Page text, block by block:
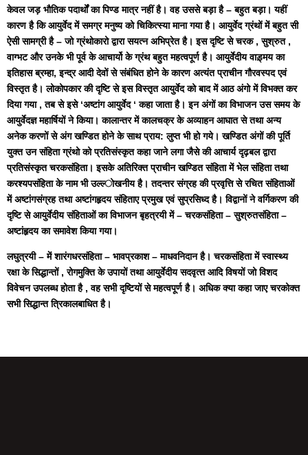
केवल जड़ भौतिक पदार्थों का पिण्‍ड मात्र नहीं है। वह उससे बड़ा है – बहुत बड़ा। यहीं
कारण है कि आयुर्वेद में समग्र मनुष्‍य को चिकित्‍स्‍या माना गया है। आयुर्वेद ग्रंथों में बहुत सी
ऐसी सामग्री है – जो ग्रंथोकारो द्वारा सयत्‍न अभिप्रेत है। इस दृष्टि से चरक , सुश्रुत ,
वाग्‍भट और उनके भी पूर्व के आचार्यो के ग्रंथ बहुत महत्‍वपूर्ण है। आयुर्वेदीय वाड़्मय का
इतिहास ब्रम्‍हा, इन्‍द्र आदी देवों से संबंधित होने के कारण अत्‍यंत प्राचीन गौरवस्‍पद एवं
विस्‍तृत है। लोकोपकार की दृष्टि से इस विस्‍तृत आयुर्वेद को बाद में आठ अंगो में विभक्‍त कर
दिया गया , तब से इसे ‘अष्‍टांग आयुर्वेद ‘ कहा जाता है। इन अंगों का विभाजन उस समय के
आयुर्वेदज्ञ महार्षियों ने किया। कालान्‍तर में कालचक्र के अव्‍याहन आघात से तथा अन्‍य
अनेक करणों से अंग खण्डित होने के साथ प्राय: लुप्‍त भी हो गये। खण्डित अंगों की पूर्ति
युक्‍त उन संहिता ग्रंथो को प्रतिसंस्‍कृत कहा जाने लगा जैसे की आचार्य दृढ़बल द्वारा
प्रतिसंस्‍कृत चरकसंहिता। इसके अतिरिक्‍त प्राचीन खण्डित संहिता में भेल संहिता तथा
करश्‍यपसंहिता के नाम भी उल्‍ल्‍ोखनीय है। तदन्‍तर संग्रह की प्रवृत्ति से रचित संहिताओं
में अष्‍टांगसंग्रह तथा अष्‍टांगहृदय संहिताए प्रमुख एवं सुप्रसिध्‍द है। विद्वानों ने वर्गिकरण की
दृष्टि से आयुर्वेदीय संहिताओं का विभाजन बृहत्रयी में – चरकसंहिता – सुश्रुतसंहिता –
अष्‍टांहृदय का समावेश किया गया।
लघुत्रयी – में शारंगधरसंहिता – भावप्रकाश – माधवनिदान है। चरकसंहिता में स्‍वास्‍थ्‍य
रक्षा के सिद्धान्‍तों , रोगमुक्ति के उपायों तथा आयुर्वेदीय सदवृत्‍त आदि विषयों जो विशद
विवेचन उपलब्‍ध होता है , वह सभी दृष्टियों से महत्‍वपूर्ण है। अधिक क्‍या कहा जाए चरकोक्‍त
सभी सिद्धान्‍त त्रिकालबाधित है।